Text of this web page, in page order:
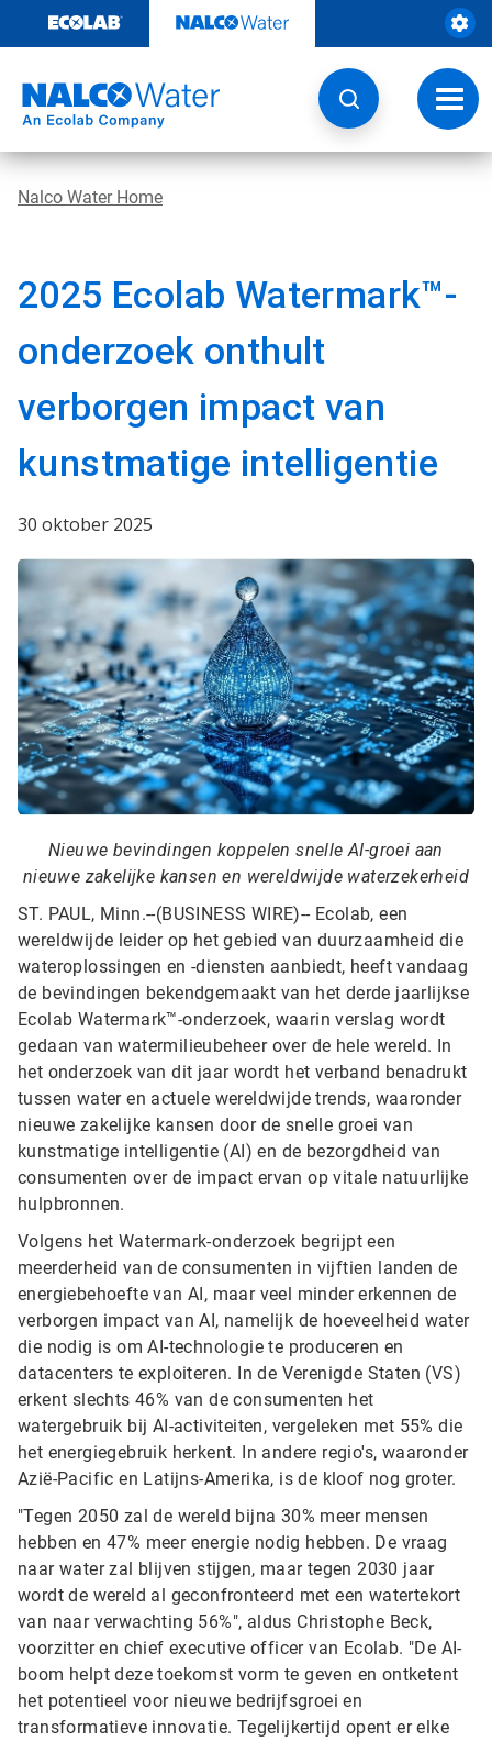
content
Nalco Water Home
2025 Ecolab Watermark™-
onderzoek onthult
verborgen impact van
kunstmatige intelligentie
30 oktober 2025
Nieuwe bevindingen koppelen snelle AI-groei aan
nieuwe zakelijke kansen en wereldwijde waterzekerheid
ST. PAUL, Minn.--(BUSINESS WIRE)-- Ecolab, een
wereldwijde leider op het gebied van duurzaamheid die
wateroplossingen en -diensten aanbiedt, heeft vandaag
de bevindingen bekendgemaakt van het derde jaarlijkse
Ecolab Watermark™-onderzoek, waarin verslag wordt
gedaan van watermilieubeheer over de hele wereld. In
het onderzoek van dit jaar wordt het verband benadrukt
tussen water en actuele wereldwijde trends, waaronder
nieuwe zakelijke kansen door de snelle groei van
kunstmatige intelligentie (AI) en de bezorgdheid van
consumenten over de impact ervan op vitale natuurlijke
hulpbronnen.
Volgens het Watermark-onderzoek begrijpt een
meerderheid van de consumenten in vijftien landen de
energiebehoefte van AI, maar veel minder erkennen de
verborgen impact van AI, namelijk de hoeveelheid water
die nodig is om AI-technologie te produceren en
datacenters te exploiteren. In de Verenigde Staten (VS)
erkent slechts 46% van de consumenten het
watergebruik bij AI-activiteiten, vergeleken met 55% die
het energiegebruik herkent. In andere regio's, waaronder
Azië-Pacific en Latijns-Amerika, is de kloof nog groter.
"Tegen 2050 zal de wereld bijna 30% meer mensen
hebben en 47% meer energie nodig hebben. De vraag
naar water zal blijven stijgen, maar tegen 2030 jaar
wordt de wereld al geconfronteerd met een watertekort
van naar verwachting 56%", aldus Christophe Beck,
voorzitter en chief executive officer van Ecolab. "De AI-
boom helpt deze toekomst vorm te geven en ontketent
het potentieel voor nieuwe bedrijfsgroei en
transformatieve innovatie. Tegelijkertijd opent er elke